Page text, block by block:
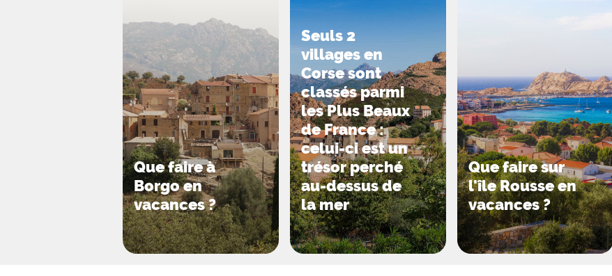
Que faire à
Borgo en
vacances ?
Seuls 2
villages en
Corse sont
classés parmi
les Plus Beaux
de France :
celui-ci est un
trésor perché
au-dessus de
la mer
Que faire sur
l'île Rousse en
vacances ?